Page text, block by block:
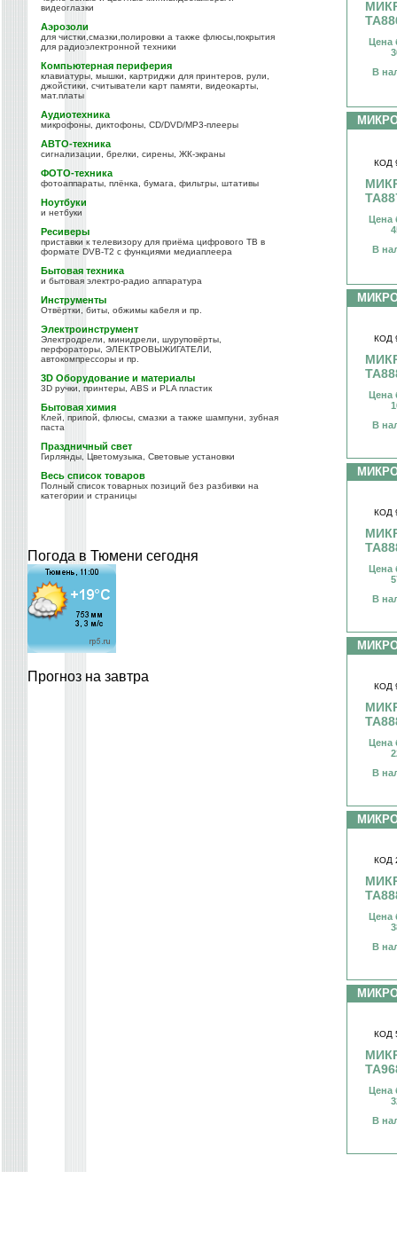
видеоглазки
Аэрозоли
для чистки,смазки,полировки а также флюсы,покрытия
для радиоэлектронной техники
Компьютерная периферия
клавиатуры, мышки, картриджи для принтеров, рули,
джойстики, считыватели карт памяти, видеокарты,
мат.платы
Аудиотехника
микрофоны, диктофоны, CD/DVD/MP3-плееры
АВТО-техника
сигнализации, брелки, сирены, ЖК-экраны
ФОТО-техника
фотоаппараты, плёнка, бумага, фильтры, штативы
Ноутбуки
и нетбуки
Ресиверы
приставки к телевизору для приёма цифрового ТВ в
формате DVB-T2 с функциями медиаплеера
Бытовая техника
и бытовая электро-радио аппаратура
Инструменты
Отвёртки, биты, обжимы кабеля и пр.
Электроинструмент
Электродрели, минидрели, шуруповёрты,
перфораторы, ЭЛЕКТРОВЫЖИГАТЕЛИ,
автокомпрессоры и пр.
3D Оборудование и материалы
3D ручки, принтеры, ABS и PLA пластик
Бытовая химия
Клей, припой, флюсы, смазки а также шампуни, зубная
паста
Праздничный свет
Гирлянды, Цветомузыка, Световые установки
Весь список товаров
Полный список товарных позиций без разбивки на
категории и страницы
Погода в Тюмени сегодня
Прогноз на завтра
Цена
В
КОД
Цена
В
КОД
Цена
В
КОД
Цена
В
КОД
Цена
В
КОД
Цена
В
КОД
Цена
В